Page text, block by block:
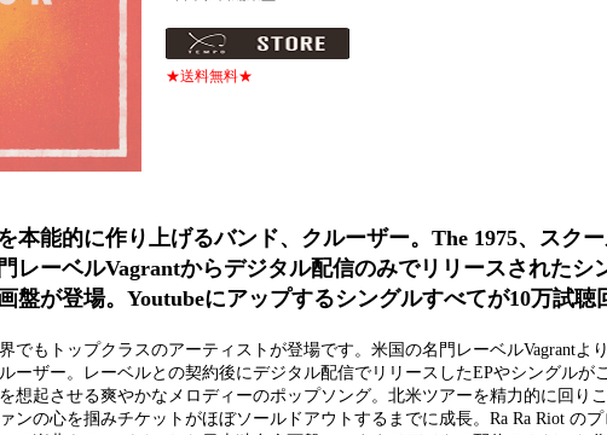
★送料無料★
本能的に作り上げるバンド、クルーザー。The 1975、スク
レーベルVagrantからデジタル配信のみでリリースされたシ
盤が登場。Youtubeにアップするシングルすべてが10万試聴
でもトップクラスのアーティストが登場です。米国の名門レーベルVagrantよ
ーザー。レーベルとの契約後にデジタル配信でリリースしたEPやシングルが
想起させる爽やかなメロディーのポップソング。北米ツアーを精力的に回りこ
ンの心を掴みチケットがほぼソールドアウトするまでに成長。Ra Ra Riot の